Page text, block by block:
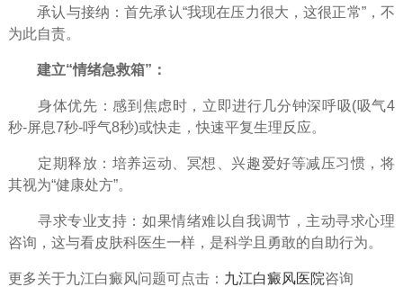
承认与接纳：首先承认“我现在压力很大，这很正常”，不
为此自责。
建立“情绪急救箱”：
身体优先：感到焦虑时，立即进行几分钟深呼吸(吸气4
秒-屏息7秒-呼气8秒)或快走，快速平复生理反应。
定期释放：培养运动、冥想、兴趣爱好等减压习惯，将
其视为“健康处方”。
寻求专业支持：如果情绪难以自我调节，主动寻求心理
咨询，这与看皮肤科医生一样，是科学且勇敢的自助行为。
更多关于九江白癜风问题可点击： 九江白癜风医院咨询